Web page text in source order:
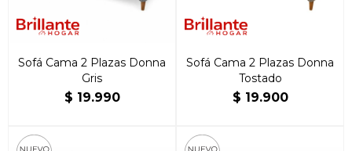
Sofá Cama 2 Plazas Donna
Gris
$ 19.990
Sofá Cama 2 Plazas Donna
Tostado
$ 19.900